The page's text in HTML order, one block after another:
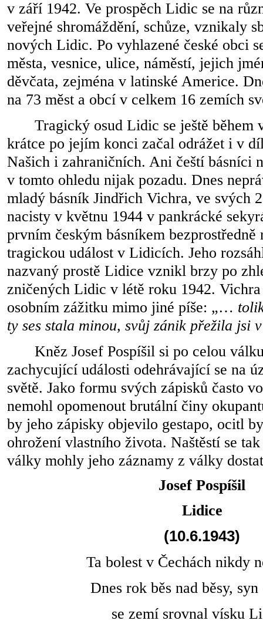
v září 1942. Ve prospěch Lidic se na
veřejné shromáždění, schůze, vznikaly
nových Lidic. Po vyhlazené české obci
města, vesnice, ulice, náměstí, jejich
děvčata, zejména v latinské Americe.
na 73 měst a obcí v celkem 16 zemích
Tragický osud Lidic se ještě během
krátce po jejím konci začal odrážet i v
Našich i zahraničních. Ani čeští básníci
v tomto ohledu nijak pozadu. Dnes
mladý básník Jindřich Vichra, ve svých
nacisty v květnu 1944 v pankrácké
prvním českým básníkem bezprostředně
tragickou událost v Lidicích. Jeho
nazvaný prostě Lidice vznikl brzy po
zničených Lidic v létě roku 1942. Vichra
osobním zážitku mimo jiné píše: „…
ty ses stala minou, svůj zánik přežila jsi
Kněz Josef Pospíšil si po celou
zachycující události odehrávající se na
světě. Jako formu svých zápisků často
nemohl opomenout brutální činy
by jeho zápisky objevilo gestapo, ocitl
ohrožení vlastního života. Naštěstí se
války mohly jeho záznamy z války
Josef Pospíšil
Lidice
(10.6.1943)
Ta bolest v Čechách nikdy
Dnes rok běs nad běsy,
se zemí srovnal vísku